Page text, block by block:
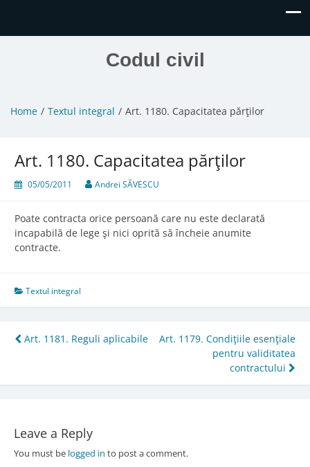
Codul civil
Home Textul integral Art. 1180. Capacitatea părţilor
Art. 1180. Capacitatea părţilor
05/05/2011 Andrei SĂVESCU
Poate contracta orice persoană care nu este declarată
incapabilă de lege şi nici oprită să încheie anumite
contracte.
Textul integral
Post
Art. 1181. Reguli aplicabile
Art. 1179. Condiţiile esenţiale
pentru validitatea
contractului
Leave a Reply
You must be logged in to post a comment.